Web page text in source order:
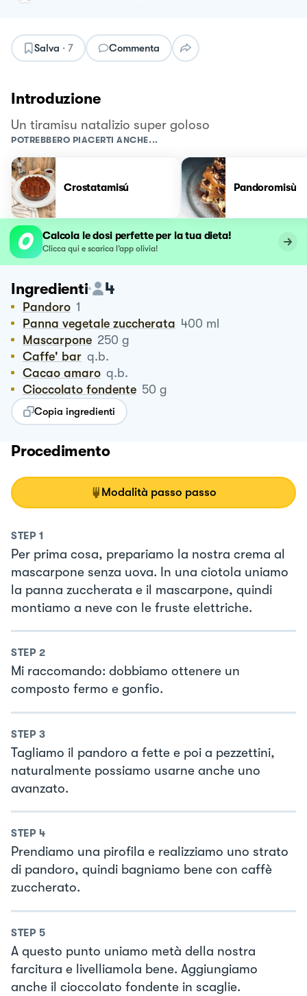
Salva · 7 Commenta
Introduzione
Un tiramisu natalizio super goloso
POTREBBERO PIACERTI ANCHE...
Crostatamisú Pandoromisù
Calcola le dosi perfette per la tua dieta!
Clicca qui e scarica l’app olivia!
Ingredienti 4
Pandoro 1
Panna vegetale zuccherata 400 ml
Mascarpone 250 g
Caffe' bar q.b.
Cacao amaro q.b.
Cioccolato fondente 50 g
Copia ingredienti
Procedimento
Modalità passo passo
STEP 1
Per prima cosa, prepariamo la nostra crema al
mascarpone senza uova. In una ciotola uniamo
la panna zuccherata e il mascarpone, quindi
montiamo a neve con le fruste elettriche.
STEP 2
Mi raccomando: dobbiamo ottenere un
composto fermo e gonfio.
STEP 3
Tagliamo il pandoro a fette e poi a pezzettini,
naturalmente possiamo usarne anche uno
avanzato.
STEP 4
Prendiamo una pirofila e realizziamo uno strato
di pandoro, quindi bagniamo bene con caffè
zuccherato.
STEP 5
A questo punto uniamo metà della nostra
farcitura e livelliamola bene. Aggiungiamo
anche il cioccolato fondente in scaglie.